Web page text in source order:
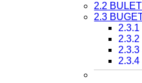
2.2
2.3